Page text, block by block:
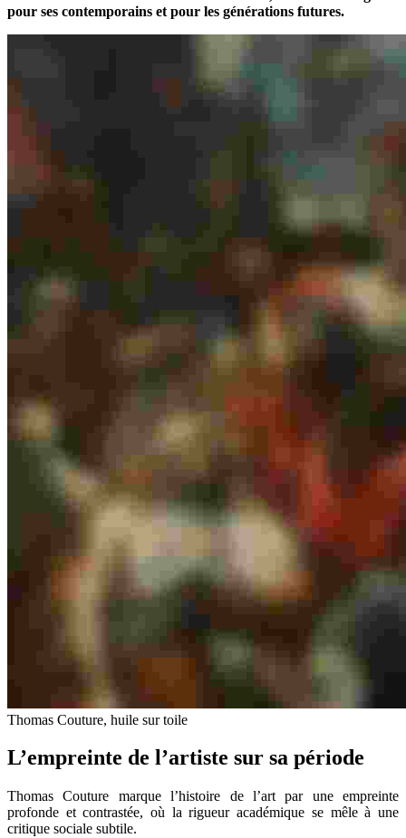
pour ses contemporains et pour les générations futures.
Thomas Couture, huile sur toile
L’empreinte de l’artiste sur sa période
Thomas Couture marque l’histoire de l’art par une empreinte
profonde et contrastée, où la rigueur académique se mêle à une
critique sociale subtile.